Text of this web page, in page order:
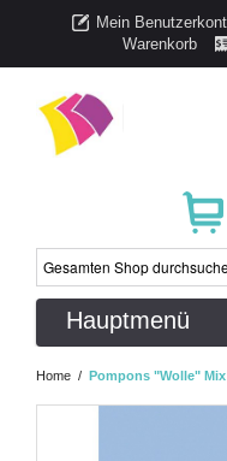
Mein
Warenkorb
Hauptmenü
Home / Pompons "Wolle" Mix